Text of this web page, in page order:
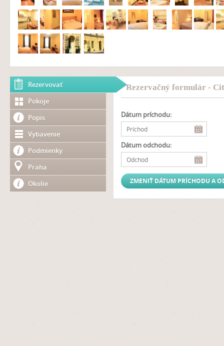
Rezervovať
Pokoje
Popis
Vybavenie
Podmienky
Praha
Okolie
Rezervačný formulár -
Dátum príchodu:
Dátum odchodu: